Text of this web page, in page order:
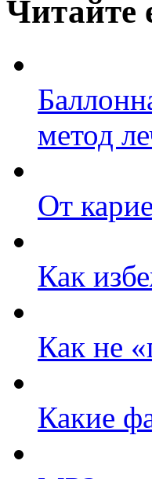
Читайте
метод
От
Как
Как не
Какие